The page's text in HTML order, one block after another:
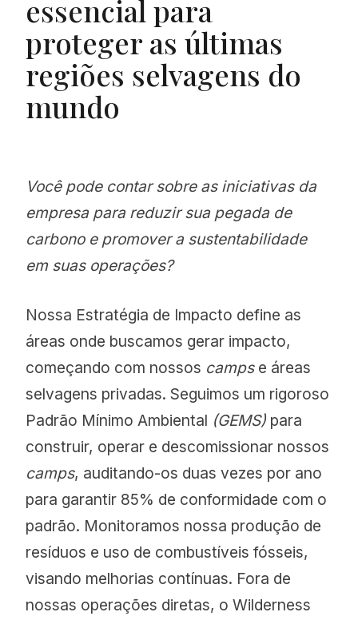
essencial para
proteger as últimas
regiões selvagens do
mundo
Você pode contar sobre as iniciativas da
empresa para reduzir sua pegada de
carbono e promover a sustentabilidade
em suas operações?
Nossa Estratégia de Impacto define as
áreas onde buscamos gerar impacto,
começando com nossos campse áreas
selvagens privadas. Seguimos um rigoroso
Padrão Mínimo Ambiental (GEMS) para
construir, operar e descomissionar nossos
camps, auditando-os duas vezes por ano
para garantir 85% de conformidade com o
padrão. Monitoramos nossa produção de
resíduos e uso de combustíveis fósseis,
visando melhorias contínuas. Fora de
nossas operações diretas, o Wilderness